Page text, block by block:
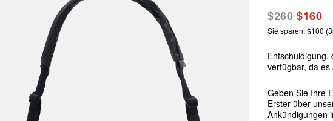
$260$160
Sie sparen: $100
Entschuldigung,
verfügbar, da
Geben Sie Ihre
Erster über
Ankündigungen